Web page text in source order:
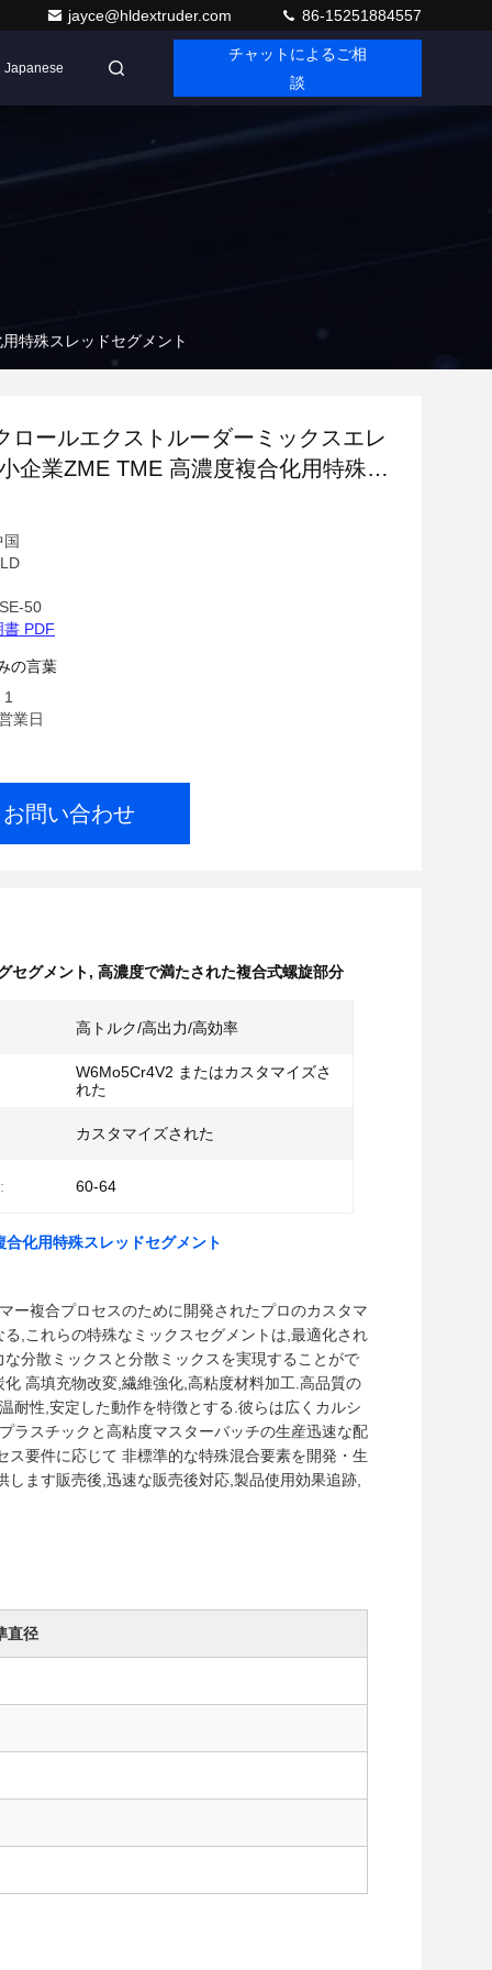
jayce@hldextruder.com 86-15251884557
Japanese
チャットによるご相
談
特殊スレッドセグメント
ロールエクストルーダーミックスエレ
企業ZME TME 高濃度複合化用特殊ス
50
書 PDF
の言葉
業日
お問い合わせ
セグメント, 高濃度で満たされた複合式螺旋部分
高トルク/高出力/高効率
W6Mo5Cr4V2 またはカスタマイズさ
れた
カスタマイズされた
60-64
化用特殊スレッドセグメント
ー複合プロセスのために開発されたプロのカスタマ
,これらの特殊なミックスセグメントは,最適化され
分散ミックスと分散ミックスを実現することがで
高填充物改変,繊維強化,高粘度材料加工.高品質の
耐性,安定した動作を特徴とする.彼らは広くカルシ
ラスチックと高粘度マスターバッチの生産迅速な配
要件に応じて 非標準的な特殊混合要素を開発・生
ます販売後,迅速な販売後対応,製品使用効果追跡,
直径